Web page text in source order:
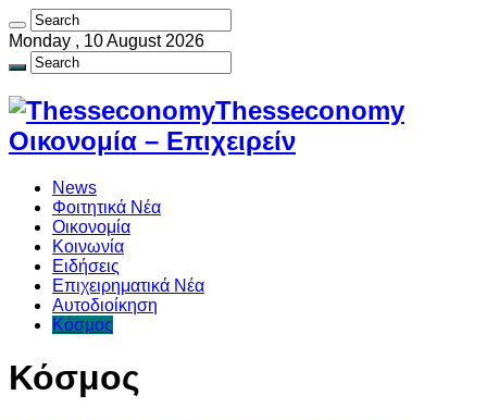
Monday , 10 August 2026
Thesseconomy
Οικονομία – Επιχειρείν
News
Φοιτητικά Νέα
Οικονομία
Κοινωνία
Ειδήσεις
Επιχειρηματικά Νέα
Αυτοδιοίκηση
Κόσμος
Κόσμος